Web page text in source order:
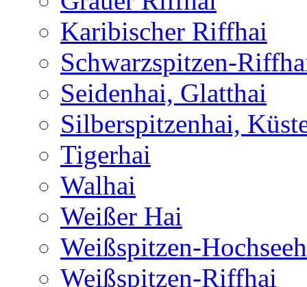
Karibischer Riffhai
Schwarzspitzen-
Seidenhai, Glatthai
Silberspitzenhai,
Tigerhai
Walhai
Weißer Hai
Weißspitzen-
Weißspitzen-Riffhai